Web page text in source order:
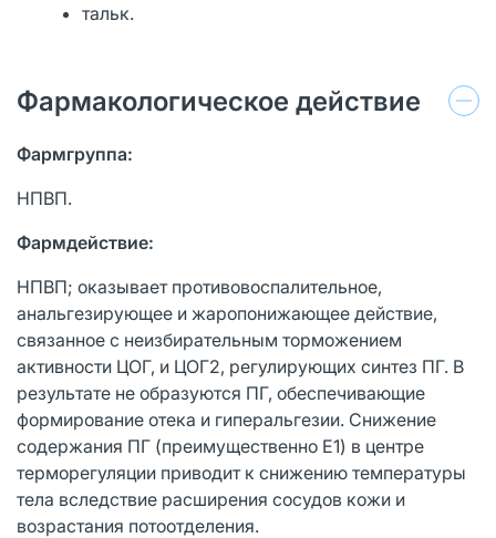
тальк.
Фармакологическое действие
Фармгруппа:
НПВП.
Фармдействие:
НПВП; оказывает противовоспалительное,
анальгезирующее и жаропонижающее действие,
связанное с неизбирательным торможением
активности ЦОГ, и ЦОГ2, регулирующих синтез ПГ. В
результате не образуются ПГ, обеспечивающие
формирование отека и гиперальгезии. Снижение
содержания ПГ (преимущественно Е1) в центре
терморегуляции приводит к снижению температуры
тела вследствие расширения сосудов кожи и
возрастания потоотделения.